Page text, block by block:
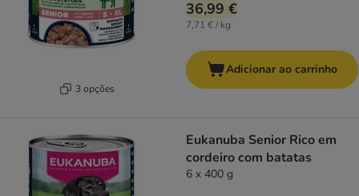
3 opções
36,99 €
7,71 € / kg
Adicionar ao carrinho
Eukanuba Senior Rico em
cordeiro com batatas
6 x 400 g